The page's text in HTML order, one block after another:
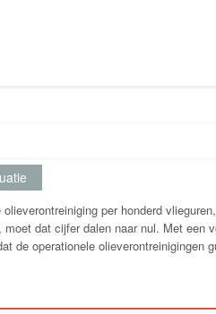
per honderd
dat cijfer dalen naar nul. Met een
de operationele olieverontreinigingen